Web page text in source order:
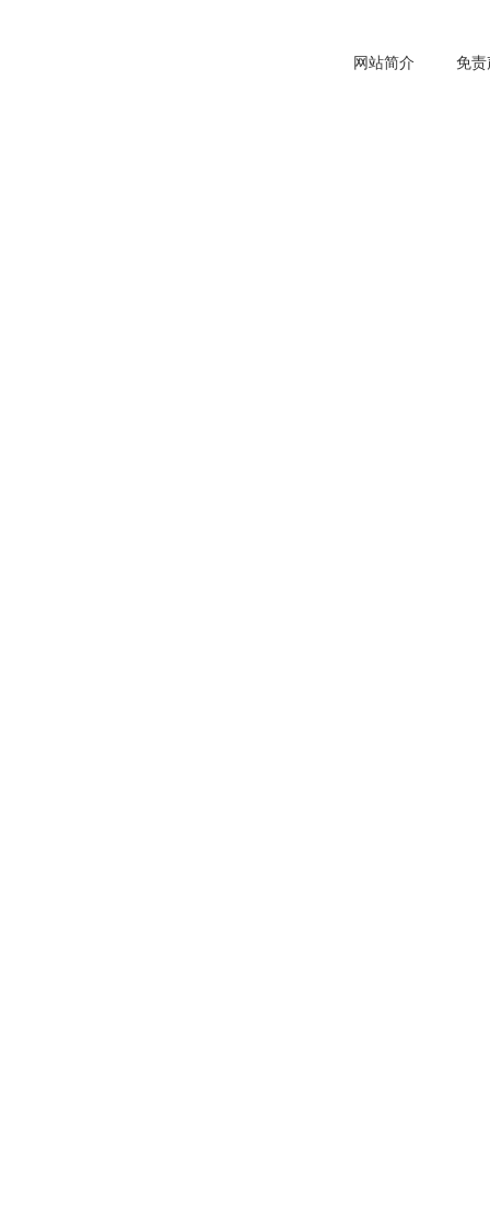
网站简介 免责